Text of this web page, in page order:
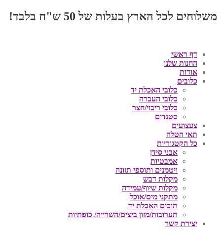
משלוחים לכל הארץ בעלות של 50 ש"ח בלבד!
דף ראשי
החנות שלנו
אודות
כלובים
כלובי האכלת יד
כלובי העברה
כלובי ריבוי/חצר
סטנדים
צעצועים
תאי הטלה
כל הקטגוריות
אבני סידן
אמבטיות
ויטמנים ותוספי תזונה
מקלות דבש
מקלות שיוף/עמידה
מתקני מים/אוכל
תוכים האכלת יד
תערובות/מזון ביצים/השרייה/ כופתיות
יצירת קשר